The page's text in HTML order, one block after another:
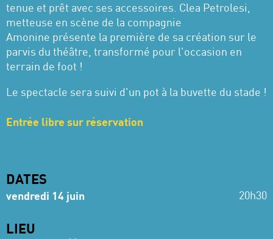
tenue et prêt avec ses accessoires. Clea Petrolesi,
metteuse en scène de la compagnie
Amonine présente la première de sa création sur le
parvis du théâtre, transformé pour l'occasion en
terrain de foot !
Le spectacle sera suivi d'un pot à la buvette du stade !
Entrée libre sur réservation
DATES
vendredi 14 juin 20h30
LIEU